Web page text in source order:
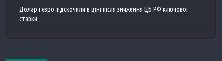
Долар і євро підскочили в ціні після зниження ЦБ РФ ключової
ставки